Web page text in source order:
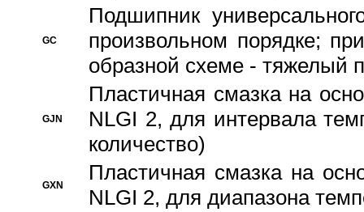
GC
Подшипник
произвольном порядке;
образной схеме - тяжелый
GJN
Пластичная смазка на
NLGI 2, для интервала
количество)
GXN
Пластичная смазка на
NLGI 2, для диапазона